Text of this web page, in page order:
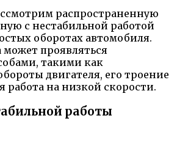
распространенную
с нестабильной работой
оборотах автомобиля.
проявляться
такими как
двигателя, его троение
работа на низкой скорости.
работы